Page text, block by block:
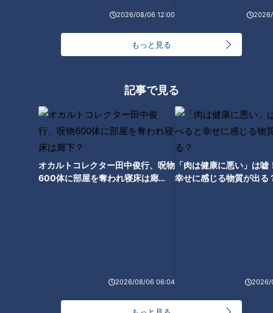
2026/08/06 12:00
もっと見る
記事で見る
オカルトコレクター田中俊行、呪物
600体に部屋を奪われ寝床は廊
2026/08/06 06:04
「肉は健康に悪い」は嘘
幸せに感じる物質が出る
2026/
吉見「この時はローテーションの一枠を争ってたんで、結果が
必要だったんですよ」
2010年のオープン戦は3試合・1勝1敗・防御率が4.50。今ひと
つ良くないオープン戦でした。しかしシーズンは12勝9敗と優
勝に貢献しました。
吉見「この時は、僕も防御率9点台ぐらいあると思うんです」